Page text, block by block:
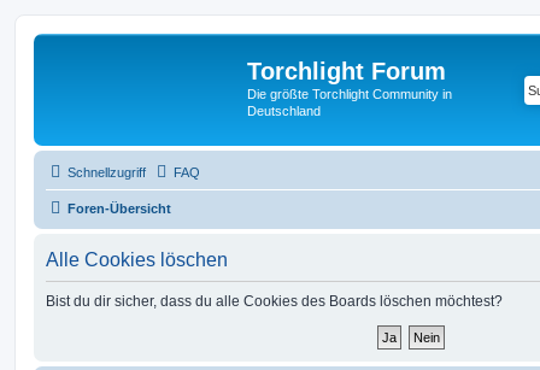
Torchlight Forum
Die größte Torchlight Community in
Deutschland
Schnellzugriff FAQ
Foren-Übersicht
Alle Cookies löschen
Bist du dir sicher, dass du alle Cookies des Boards löschen möchtest?